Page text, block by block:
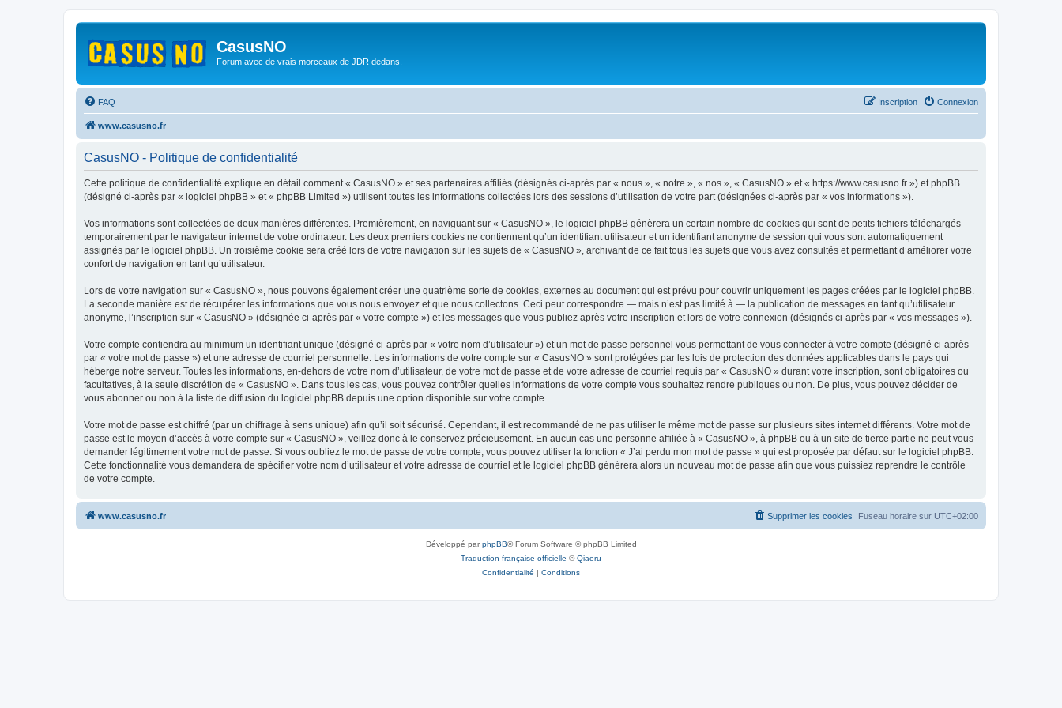
CasusNO
Forum avec de vrais morceaux de JDR dedans.
FAQ Connexion
Inscription
www.casusno.fr
CasusNO - Politique de confidentialité
Cette politique de confidentialité explique en détail comment « CasusNO » et ses partenaires affiliés (désignés ci-après par « nous », « notre », « nos », « CasusNO » et « https://www.casusno.fr ») et phpBB
(désigné ci-après par « logiciel phpBB » et « phpBB Limited ») utilisent toutes les informations collectées lors des sessions d’utilisation de votre part (désignées ci-après par « vos informations »).
Vos informations sont collectées de deux manières différentes. Premièrement, en naviguant sur « CasusNO », le logiciel phpBB génèrera un certain nombre de cookies qui sont de petits fichiers téléchargés
temporairement par le navigateur internet de votre ordinateur. Les deux premiers cookies ne contiennent qu’un identifiant utilisateur et un identifiant anonyme de session qui vous sont automatiquement
assignés par le logiciel phpBB. Un troisième cookie sera créé lors de votre navigation sur les sujets de « CasusNO », archivant de ce fait tous les sujets que vous avez consultés et permettant d’améliorer votre
confort de navigation en tant qu’utilisateur.
Lors de votre navigation sur « CasusNO », nous pouvons également créer une quatrième sorte de cookies, externes au document qui est prévu pour couvrir uniquement les pages créées par le logiciel phpBB.
La seconde manière est de récupérer les informations que vous nous envoyez et que nous collectons. Ceci peut correspondre — mais n’est pas limité à — la publication de messages en tant qu’utilisateur
anonyme, l’inscription sur « CasusNO » (désignée ci-après par « votre compte ») et les messages que vous publiez après votre inscription et lors de votre connexion (désignés ci-après par « vos messages »).
Votre compte contiendra au minimum un identifiant unique (désigné ci-après par « votre nom d’utilisateur ») et un mot de passe personnel vous permettant de vous connecter à votre compte (désigné ci-après
par « votre mot de passe ») et une adresse de courriel personnelle. Les informations de votre compte sur « CasusNO » sont protégées par les lois de protection des données applicables dans le pays qui
héberge notre serveur. Toutes les informations, en-dehors de votre nom d’utilisateur, de votre mot de passe et de votre adresse de courriel requis par « CasusNO » durant votre inscription, sont obligatoires ou
facultatives, à la seule discrétion de « CasusNO ». Dans tous les cas, vous pouvez contrôler quelles informations de votre compte vous souhaitez rendre publiques ou non. De plus, vous pouvez décider de
vous abonner ou non à la liste de diffusion du logiciel phpBB depuis une option disponible sur votre compte.
Votre mot de passe est chiffré (par un chiffrage à sens unique) afin qu’il soit sécurisé. Cependant, il est recommandé de ne pas utiliser le même mot de passe sur plusieurs sites internet différents. Votre mot de
passe est le moyen d’accès à votre compte sur « CasusNO », veillez donc à le conservez précieusement. En aucun cas une personne affiliée à « CasusNO », à phpBB ou à un site de tierce partie ne peut vous
demander légitimement votre mot de passe. Si vous oubliez le mot de passe de votre compte, vous pouvez utiliser la fonction « J’ai perdu mon mot de passe » qui est proposée par défaut sur le logiciel phpBB.
Cette fonctionnalité vous demandera de spécifier votre nom d’utilisateur et votre adresse de courriel et le logiciel phpBB générera alors un nouveau mot de passe afin que vous puissiez reprendre le contrôle
de votre compte.
www.casusno.fr Fuseau horaire sur UTC+02:00
Supprimer les cookies
Développé parphpBB® Forum Software © phpBB Limited
Traduction française officielle ©Qiaeru
Confidentialité | Conditions